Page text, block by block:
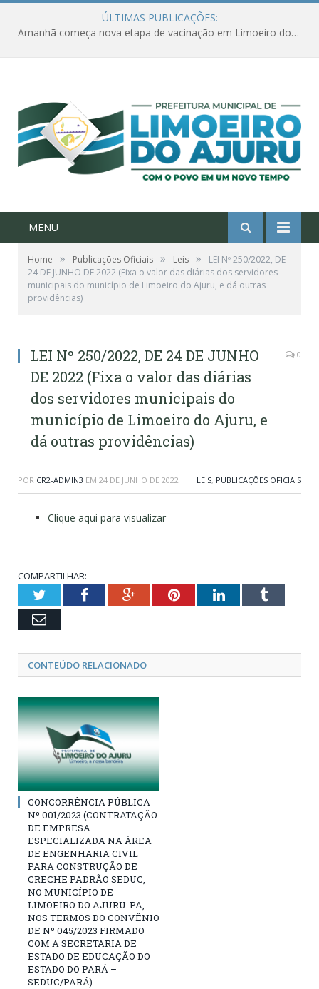
ÚLTIMAS PUBLICAÇÕES:
Amanhã começa nova etapa de vacinação em Limoeiro do Ajuru para idosos com 65 ou mais
MENU
Home » Publicações Oficiais » Leis »
LEI Nº 250/2022, DE
24 DE JUNHO DE 2022 (Fixa o valor das diárias dos servidores
municipais do município de Limoeiro do Ajuru, e dá outras
providências)
LEI Nº 250/2022, DE 24 DE JUNHO
DE 2022 (Fixa o valor das diárias
dos servidores municipais do
município de Limoeiro do Ajuru, e
dá outras providências)
0
POR CR2-ADMIN3 EM 24 DE JUNHO DE 2022 LEIS, PUBLICAÇÕES OFICIAIS
Clique aqui para visualizar
COMPARTILHAR:
TwitterFacebookGoogle+PinterestLinkedInTumblr
Email
CONTEÚDO RELACIONADO
CONCORRÊNCIA PÚBLICA
Nº 001/2023 (CONTRATAÇÃO
DE EMPRESA
ESPECIALIZADA NA ÁREA
DE ENGENHARIA CIVIL
PARA CONSTRUÇÃO DE
CRECHE PADRÃO SEDUC,
NO MUNICÍPIO DE
LIMOEIRO DO AJURU-PA,
NOS TERMOS DO CONVÊNIO
DE Nº 045/2023 FIRMADO
COM A SECRETARIA DE
ESTADO DE EDUCAÇÃO DO
ESTADO DO PARÁ –
SEDUC/PARÁ)